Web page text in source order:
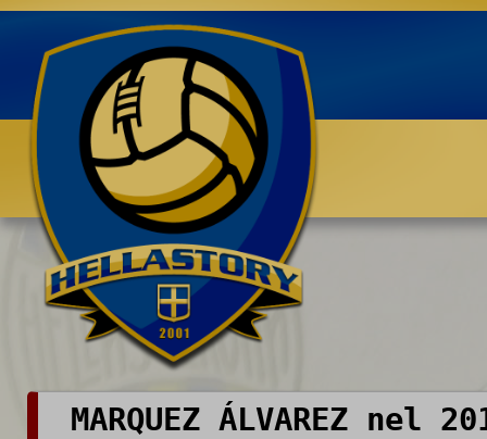
Benvenuti su HELLASTORY.net
MARQUEZ ÁLVAREZ nel